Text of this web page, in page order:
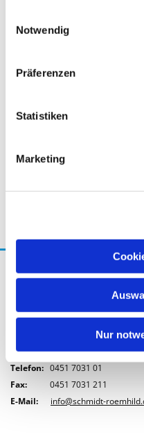
Notwendig
Präferenzen
Statistiken
Marketing
Nur
Max Schmidt-Römhild GmbH &
23558 Lübeck
Schleswig-Holstein
Kontakt
Telefon: 0451 7031 01
Fax:
0451 7031 211
E-Mail:
info@schmidt-